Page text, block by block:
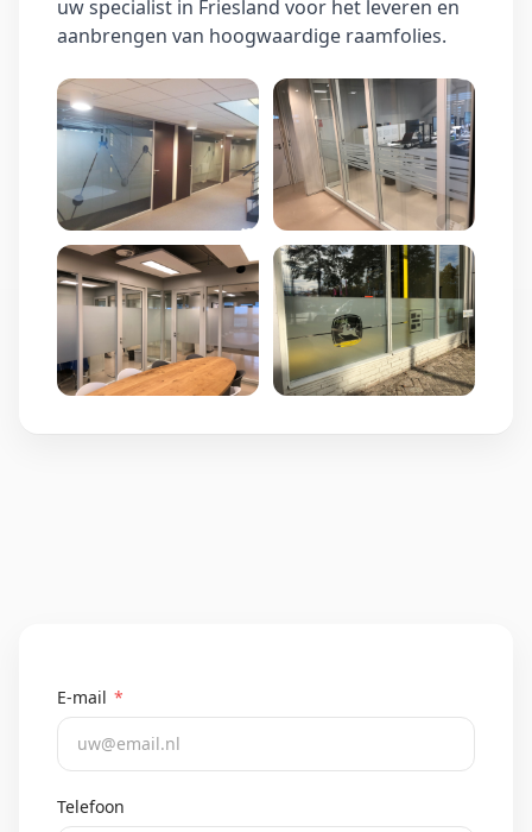
uw specialist in Friesland voor het leveren en
aanbrengen van hoogwaardige raamfolies.
E-mail *
Telefoon